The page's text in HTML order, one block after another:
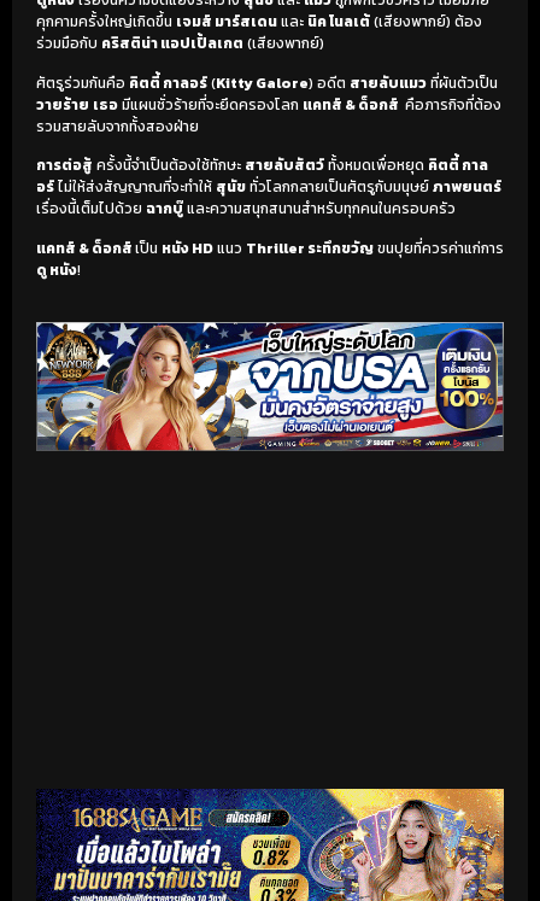
คุกคามครั้งใหญ่เกิดขึ้น เจมส์ มาร์สเดนและ นิค โนลเต้(เสียงพากย์) ต้อง
ร่วมมือกับ คริสติน่า แอปเปิ้ลเกต (เสียงพากย์)
ศัตรูร่วมกันคือ คิตตี้ กาลอร์(Kitty Galore) อดีต สายลับแมวที่ผันตัวเป็น
วายร้าย เธอมีแผนชั่วร้ายที่จะยึดครองโลก แคทส์ & ด็อกส์ คือภารกิจที่ต้อง
รวมสายลับจากทั้งสองฝ่าย
การต่อสู้ ครั้งนี้จำเป็นต้องใช้ทักษะ สายลับสัตว์ทั้งหมดเพื่อหยุด คิตตี้ กาล
อร์ไม่ให้ส่งสัญญาณที่จะทำให้ สุนัขทั่วโลกกลายเป็นศัตรูกับมนุษย์ภาพยนตร์
เรื่องนี้เต็มไปด้วย ฉากบู๊และความสนุกสนานสำหรับทุกคนในครอบครัว
แคทส์ & ด็อกส์เป็น หนัง HDแนว Thriller ระทึกขวัญขนปุยที่ควรค่าแก่การ
ดู หนัง!